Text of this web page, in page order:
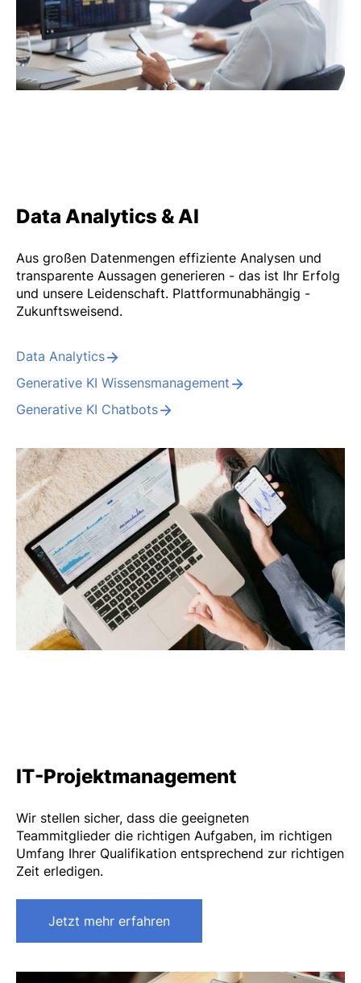
Data Analytics & AI
Aus großen Datenmengen effiziente Analysen und
transparente Aussagen generieren - das ist Ihr Erfolg
und unsere Leidenschaft. Plattformunabhängig -
Zukunftsweisend.
Data Analytics
Generative KI Wissensmanagement
Generative KI Chatbots
IT-Projektmanagement
Wir stellen sicher, dass die geeigneten
Teammitglieder die richtigen Aufgaben, im richtigen
Umfang Ihrer Qualifikation entsprechend zur richtigen
Zeit erledigen.
Jetzt mehr erfahren